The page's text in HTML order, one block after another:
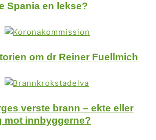
Spania en lekse?
om dr Reiner Fuellmich
verste brann – ekte eller
mot innbyggerne?